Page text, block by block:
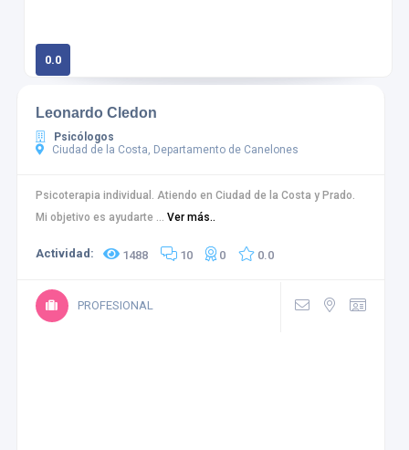
0.0
Leonardo Cledon
Psicólogos
Ciudad de la Costa, Departamento de Canelones
Psicoterapia individual. Atiendo en Ciudad de la Costa y Prado.
Mi objetivo es ayudarte ... Ver más..
Actividad: 1488 10 0 0.0
PROFESIONAL